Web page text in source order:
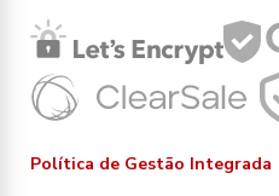
Política de Gestão Integrada